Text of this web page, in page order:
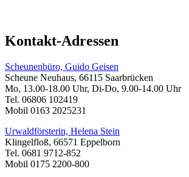
Kontakt-Adressen
Scheunenbüro, Guido Geisen
Scheune Neuhaus, 66115 Saarbrücken
Mo, 13.00-18.00 Uhr, Di-Do, 9.00-14.00 Uhr
Tel. 06806 102419
Mobil 0163 2025231
Urwaldförsterin, Helena Stein
Klingelfloß, 66571 Eppelborn
Tel. 0681 9712-852
Mobil 0175 2200-800